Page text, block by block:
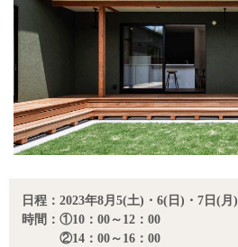
日程：2023年8月5(土)・6(日)・7日(月)
時間：①10：00～12：00
②14：00～16：00